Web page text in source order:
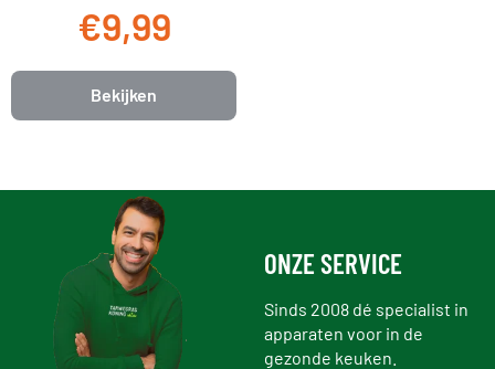
€9,99
Bekijken
ONZE SERVICE
Sinds 2008 dé specialist in
apparaten voor in de
gezonde keuken.